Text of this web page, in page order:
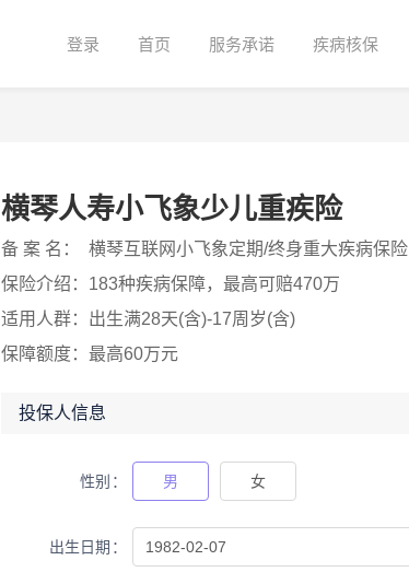
登录 首页 服务承诺 疾病核保
横琴人寿小飞象少儿重疾险
备 案 名：
横琴互联网小飞象定期/终身重大疾病保险
保险介绍： 183种疾病保障，最高可赔470万
适用人群： 出生满28天(含)-17周岁(含)
保障额度： 最高60万元
投保人信息
性别 男 女
出生日期